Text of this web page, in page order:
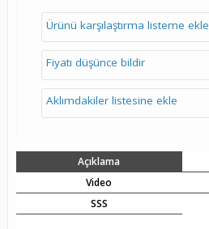
Ürünü karşılaştırma listeme ekle
Fiyatı düşünce bildir
Aklımdakiler listesine ekle
Açıklama
Video
SSS